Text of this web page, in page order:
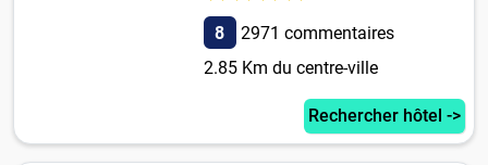
8
2971 commentaires
2.85 Km du centre-ville
Rechercher hôtel ->